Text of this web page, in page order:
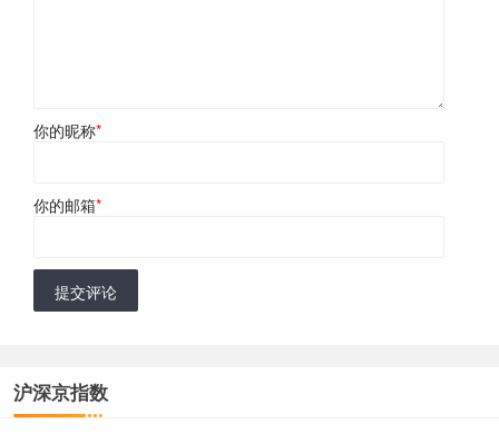
你的昵称*
你的邮箱*
提交评论
沪深京指数